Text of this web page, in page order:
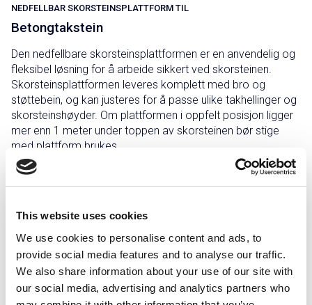
This website uses cookies
We use cookies to personalise content and ads, to
provide social media features and to analyse our traffic.
We also share information about your use of our site with
our social media, advertising and analytics partners who
NEDFELLBAR SKORSTEINSPLATTFORM TIL
Betongtakstein
Den nedfellbare skorsteinsplattformen er en anvendelig og
fleksibel løsning for å arbeide sikkert ved skorsteinen.
Skorsteinsplattformen leveres komplett med bro og
støttebein, og kan justeres for å passe ulike takhellinger og
skorsteinshøyder. Om plattformen i oppfelt posisjon ligger
mer enn 1 meter under toppen av skorsteinen bør stige
med plattform brukes.
Plattformen kan felles ned når den ikke brukes. Hvis
Grålakkert Rødlakkert Sink/magnesium Svartlakkert